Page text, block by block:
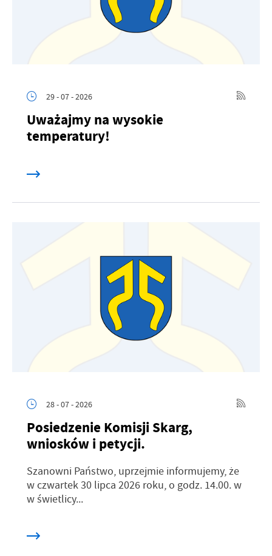
29 - 07 - 2026
Uważajmy na wysokie
temperatury!
28 - 07 - 2026
Posiedzenie Komisji Skarg,
wniosków i petycji.
Szanowni Państwo, uprzejmie informujemy, że
w czwartek 30 lipca 2026 roku, o godz. 14.00. w
w świetlicy...